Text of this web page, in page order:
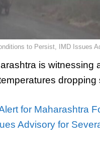
to Persist, IMD Issues
is witnessing
for Maharashtra
Advisory for